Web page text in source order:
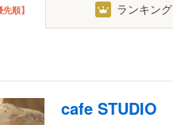
順】 ランキング
cafe STUDIO